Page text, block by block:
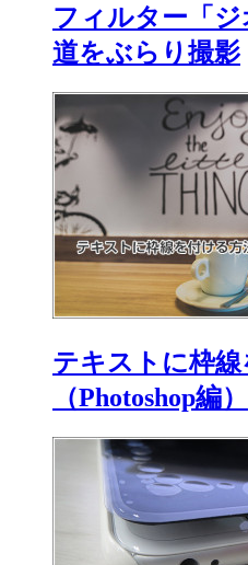
フィルター「
道をぶらり撮影
テキストに枠
（Photoshop編）